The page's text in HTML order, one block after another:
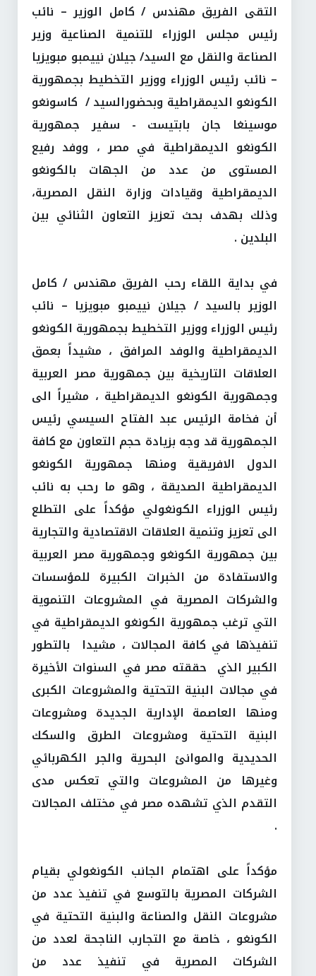
التقى الفريق مهندس / كامل الوزير – نائب
رئيس مجلس الوزراء للتنمية الصناعية وزير
الصناعة والنقل مع السيد/ جيلان نييمبو مبويزيا
– نائب رئيس الوزراء ووزير التخطيط بجمهورية
الكونغو الديمقراطية وبحضورالسيد / كاسونغو
موسينغا جان بابتيست - سفير جمهورية
الكونغو الديمقراطية في مصر ، ووفد رفيع
المستوى من عدد من الجهات بالكونغو
الديمقراطية وقيادات وزارة النقل المصرية،
وذلك بهدف بحث تعزيز التعاون الثنائي بين
البلدين .
في بداية اللقاء رحب الفريق مهندس / كامل
الوزير بالسيد / جيلان نييمبو مبويزيا – نائب
رئيس الوزراء ووزير التخطيط بجمهورية الكونغو
الديمقراطية والوفد المرافق ، مشيداً بعمق
العلاقات التاريخية بين جمهورية مصر العربية
وجمهورية الكونغو الديمقراطية ، مشيراً الى
أن فخامة الرئيس عبد الفتاح السيسي رئيس
الجمهورية قد وجه بزيادة حجم التعاون مع كافة
الدول الافريقية ومنها جمهورية الكونغو
الديمقراطية الصديقة ، وهو ما رحب به نائب
رئيس الوزراء الكونغولي مؤكداً على التطلع
الى تعزيز وتنمية العلاقات الاقتصادية والتجارية
بين جمهورية الكونغو وجمهورية مصر العربية
والاستفادة من الخبرات الكبيرة للمؤسسات
والشركات المصرية في المشروعات التنموية
التي ترغب جمهورية الكونغو الديمقراطية في
تنفيذها في كافة المجالات ، مشيدا بالتطور
الكبير الذي حققته مصر في السنوات الأخيرة
في مجالات البنية التحتية والمشروعات الكبرى
ومنها العاصمة الإدارية الجديدة ومشروعات
البنية التحتية ومشروعات الطرق والسكك
الحديدية والموانئ البحرية والجر الكهربائي
وغيرها من المشروعات والتي تعكس مدى
التقدم الذي تشهده مصر في مختلف المجالات
.
مؤكداً على اهتمام الجانب الكونغولي بقيام
الشركات المصرية بالتوسع في تنفيذ عدد من
مشروعات النقل والصناعة والبنية التحتية في
الكونغو ، خاصة مع التجارب الناجحة لعدد من
الشركات المصرية في تنفيذ عدد من